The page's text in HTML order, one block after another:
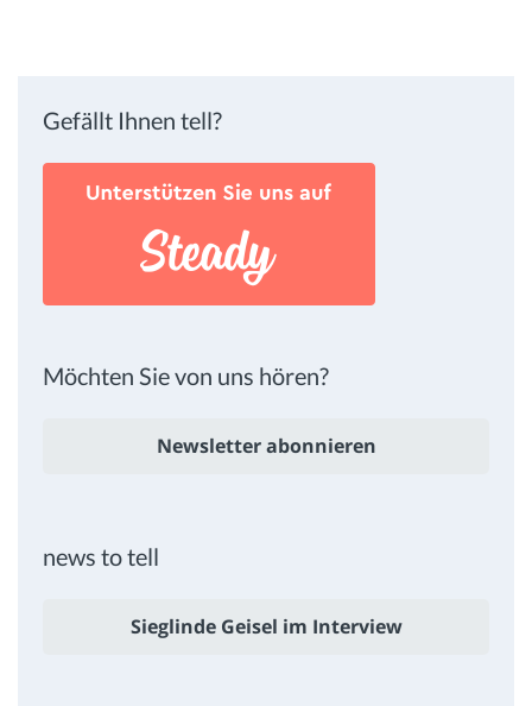
Gefällt Ihnen tell?
Möchten Sie von uns hören?
Newsletter abonnieren
news to tell
Sieglinde Geisel im Interview